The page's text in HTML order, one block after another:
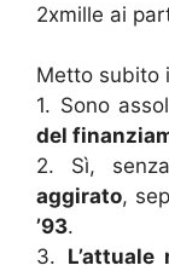
2xmille ai
Metto subito
1. Sono
del
2. Sì,
aggirato,
’93.
3.